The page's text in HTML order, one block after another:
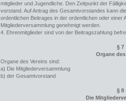
mitglieder und Jugendliche. Den Zeitpunkt der
vorstand. Auf Antrag des Gesamtvorstandes kann
ordentlichen Beitrages in der ordentlichen oder einer
Mitgliederversammlung genehmigt werden.
4. Ehrenmitglieder sind von der Beitragszahlung
§ 7
Organe
Organe des Vereins sind:
a) Die Mitgliederversammlung
b) der Gesamtvorstand
§ 8
Die